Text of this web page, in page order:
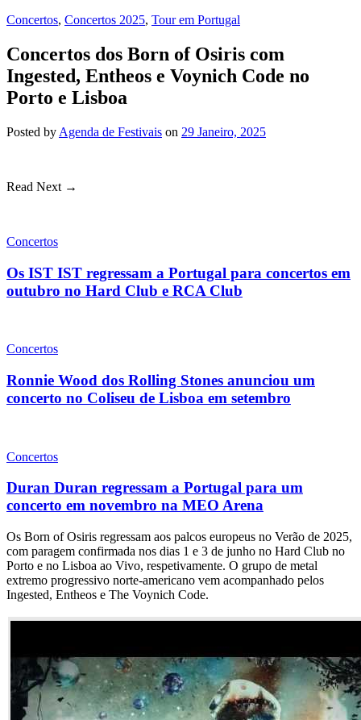
Concertos, Concertos 2025, Tour em Portugal
Concertos dos Born of Osiris com
Ingested, Entheos e Voynich Code no
Porto e Lisboa
Posted by Agenda de Festivais on 29 Janeiro, 2025
Read Next →
Concertos
Os IST IST regressam a Portugal para concertos em
outubro no Hard Club e RCA Club
Concertos
Ronnie Wood dos Rolling Stones anunciou um
concerto no Coliseu de Lisboa em setembro
Concertos
Duran Duran regressam a Portugal para um
concerto em novembro na MEO Arena
Os Born of Osiris regressam aos palcos europeus no Verão de 2025,
com paragem confirmada nos dias 1 e 3 de junho no Hard Club no
Porto e no Lisboa ao Vivo, respetivamente. O grupo de metal
extremo progressivo norte-americano vem acompanhado pelos
Ingested, Entheos e The Voynich Code.